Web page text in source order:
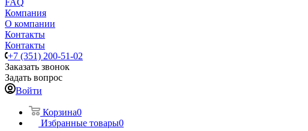
FAQ
Компания
О компании
Контакты
Контакты
+7 (351) 200-51-02
Заказать звонок
Задать вопрос
Войти
Корзина0
Избранные товары0